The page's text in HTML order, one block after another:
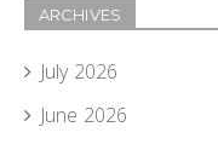
ARCHIVES
July 2026
June 2026